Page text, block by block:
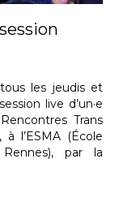
les jeudis et
live d’un·e
Trans
l’ESMA (École
par la